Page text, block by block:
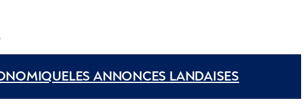
LES ANNONCES LANDAISES